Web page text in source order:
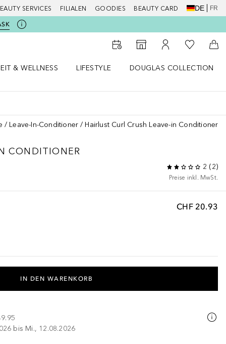
SERVICES FILIALEN GOODIES BEAUTY CARD DE FR
Zum Storefinder
Zu Meinem
Zu Meiner
& WELLNESS
LIFESTYLE
DOUGLAS COLLECTION
Leave-In-Conditioner Hairlust Curl Crush Leave-in Conditioner
CONDITIONER
2 (2)
Preise inkl. MwSt.
CHF 20.93
IN DEN WARENKORB
bis Mi., 12.08.2026